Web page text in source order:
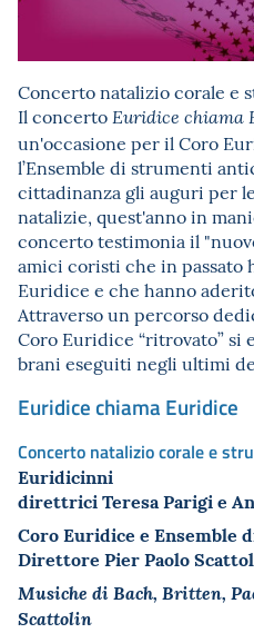
Concerto natalizio corale e
Il concertoEuridice chiama
un'occasione per il Coro
l’Ensemble di strumenti
cittadinanza gli auguri per
natalizie, quest'anno in
concerto testimonia il
amici coristi che in passato
Euridice e che hanno
Attraverso un percorso
Coro Euridice “ritrovato”
brani eseguiti negli ultimi
Euridice chiama Euridice
Concerto natalizio corale e
Euridicinni
direttrici Teresa Parigi e
Coro Euridice e Ensemble
Direttore Pier Paolo
Musiche di Bach, Britten,
Scattolin